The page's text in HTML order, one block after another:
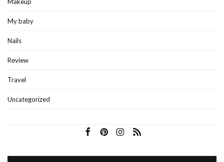
My baby
Nails
Review
Travel
Uncategorized